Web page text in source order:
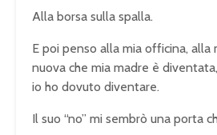
Alla borsa sulla spalla.
E poi penso alla mia officina, alla
nuova che mia madre è
io ho dovuto diventare.
Il suo “no” mi sembrò una porta